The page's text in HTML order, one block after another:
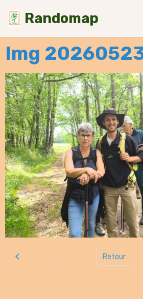
Randomap
Img
Retour